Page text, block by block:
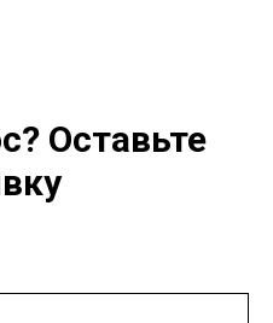
Оставьте